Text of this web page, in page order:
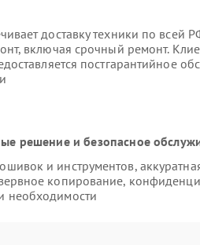
доставку техники по всей
включая срочный ремонт.
постгарантийное
решение и безопасное
и инструментов,
копирование,
необходимости